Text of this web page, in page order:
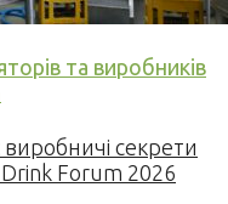
та виробників
секрети
Drink Forum 2026